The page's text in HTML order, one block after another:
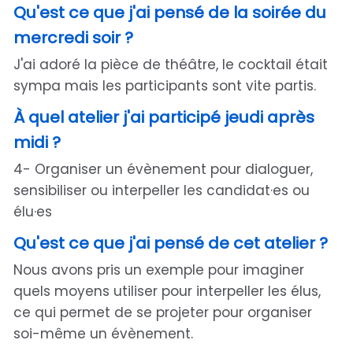
Qu'est ce que j'ai pensé de la soirée du
mercredi soir ?
J'ai adoré la pièce de théâtre, le cocktail était
sympa mais les participants sont vite partis.
À quel atelier j'ai participé jeudi après
midi ?
4- Organiser un évènement pour dialoguer,
sensibiliser ou interpeller les candidat·es ou
élu·es
Qu'est ce que j'ai pensé de cet atelier ?
Nous avons pris un exemple pour imaginer
quels moyens utiliser pour interpeller les élus,
ce qui permet de se projeter pour organiser
soi-même un évènement.